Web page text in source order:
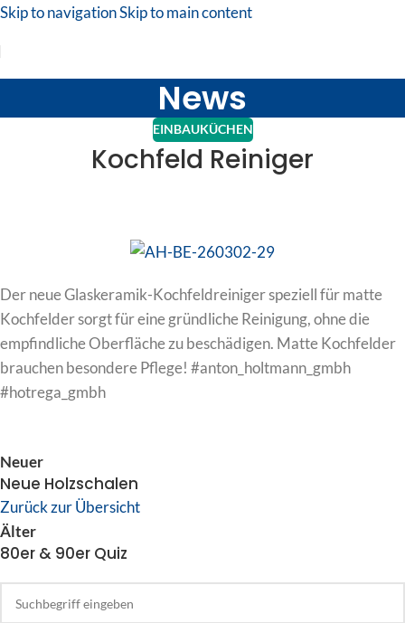
Skip to navigationSkip to main content
News
EINBAUKÜCHEN
Kochfeld Reiniger
Der neue Glaskeramik-Kochfeldreiniger speziell für matte
Kochfelder sorgt für eine gründliche Reinigung, ohne die
empfindliche Oberfläche zu beschädigen. Matte Kochfelder
brauchen besondere Pflege! #anton_holtmann_gmbh
#hotrega_gmbh
Neuer
Neue Holzschalen
Zurück zur Übersicht
Älter
80er & 90er Quiz